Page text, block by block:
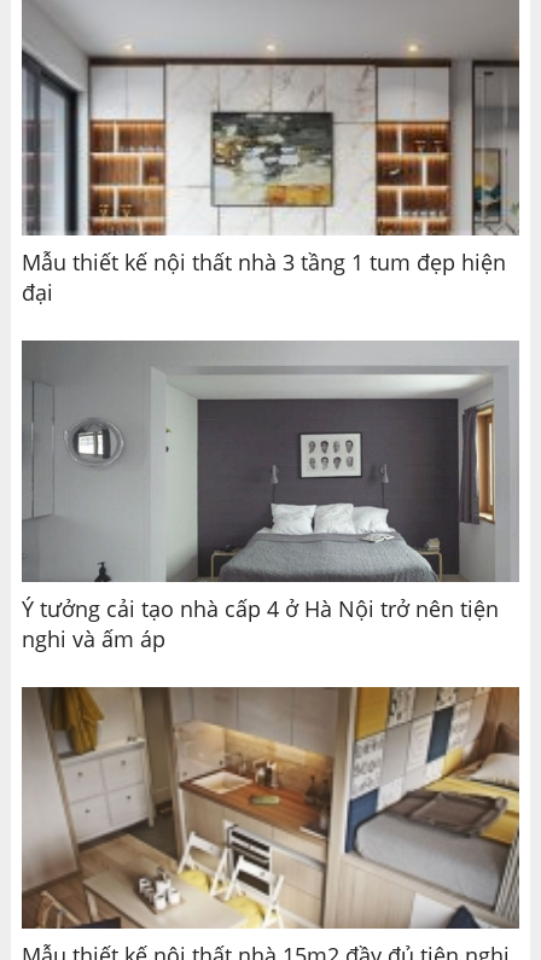
Mẫu thiết kế nội thất nhà 3 tầng 1 tum đẹp hiện
đại
Ý tưởng cải tạo nhà cấp 4 ở Hà Nội trở nên tiện
nghi và ấm áp